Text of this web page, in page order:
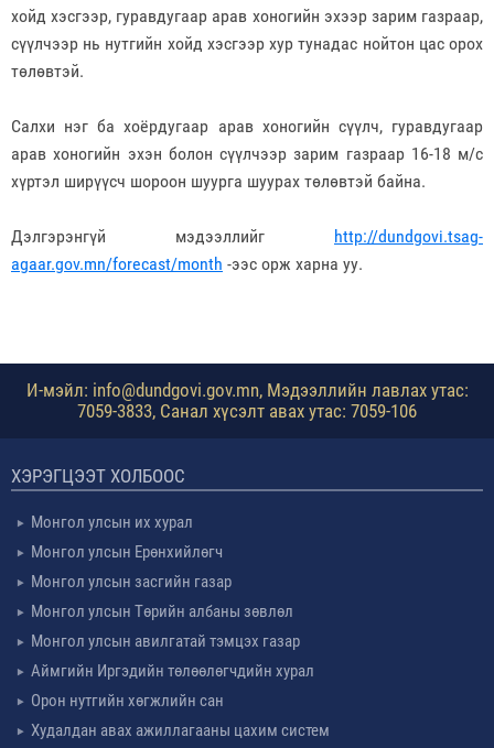
хойд хэсгээр, гуравдугаар арав хоногийн эхээр зарим газраар,
сүүлчээр нь нутгийн хойд хэсгээр хур тунадас нойтон цас орох
төлөвтэй.
Салхи нэг ба хоёрдугаар арав хоногийн сүүлч, гуравдугаар
арав хоногийн эхэн болон сүүлчээр зарим газраар 16-18 м/с
хүртэл ширүүсч шороон шуурга шуурах төлөвтэй байна.
Дэлгэрэнгүй мэдээллийг http://dundgovi.tsag-
agaar.gov.mn/forecast/month -ээс орж харна уу.
И-мэйл: info@dundgovi.gov.mn, Мэдээллийн лавлах утас:
7059-3833, Санал хүсэлт авах утас: 7059-106
ХЭРЭГЦЭЭТ ХОЛБООС
Монгол улсын их хурал
Монгол улсын Ерөнхийлөгч
Монгол улсын засгийн газар
Монгол улсын Төрийн албаны зөвлөл
Монгол улсын авилгатай тэмцэх газар
Аймгийн Иргэдийн төлөөлөгчдийн хурал
Орон нутгийн хөгжлийн сан
Худалдан авах ажиллагааны цахим систем